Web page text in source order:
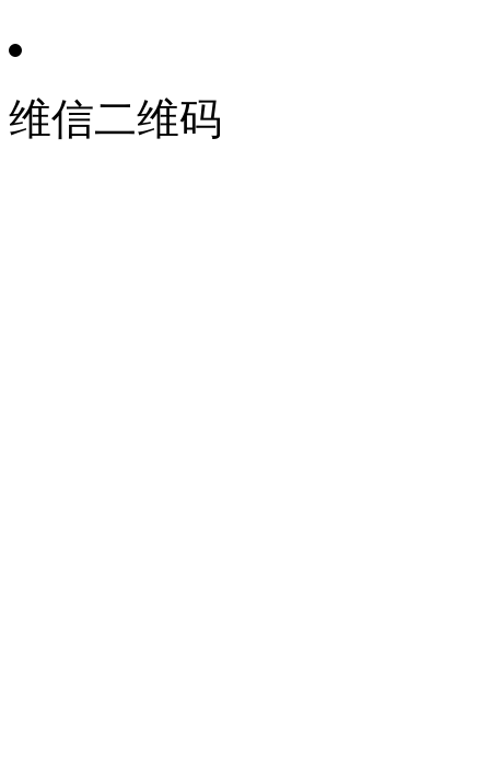
维信二维码